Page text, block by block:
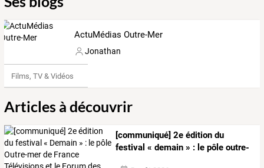
ActuMédias Outre-Mer
Jonathan
Films, TV & Vidéos
Articles à découvrir
[communiqué] 2e édition du
festival « demain » : le pôle outre-